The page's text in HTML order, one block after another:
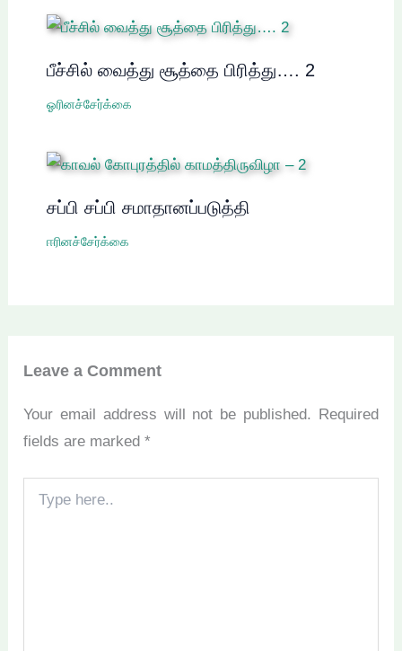
பீச்சில் வைத்து சூத்தை பிரித்து…. 2
ஓரினச்சேர்க்கை
சப்பி சப்பி சமாதானப்படுத்தி
ஈரினச்சேர்க்கை
Leave a Comment
Your email address will not be published. Required
fields are marked*
here..